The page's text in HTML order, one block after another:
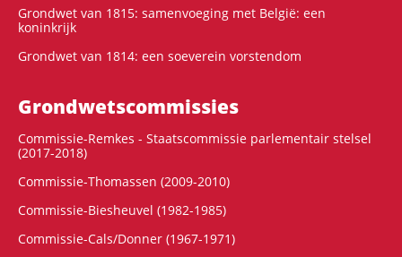
Grondwet van 1815: samenvoeging met België: een
koninkrijk
Grondwet van 1814: een soeverein vorstendom
Grondwets­commissies
Commissie-Remkes - Staatscommissie parlementair stelsel
(2017-2018)
Commissie-Thomassen (2009-2010)
Commissie-Biesheuvel (1982-1985)
Commissie-Cals/Donner (1967-1971)